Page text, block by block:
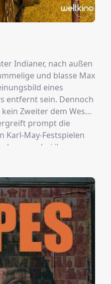
Indianer, nach außen
und blasse Max
eines
entfernt sein. Dennoch
Zweiter dem Wesen
prompt die
Karl-May-Festspielen
– wobei ihm
Max bietet: Bei der
seinen Idolen
in ihm steckt. Das hat
nicht einfach: Vater
aber leider auch ein
ließ. Deshalb hat
getrennt. Max aber ist
Familie wird er es